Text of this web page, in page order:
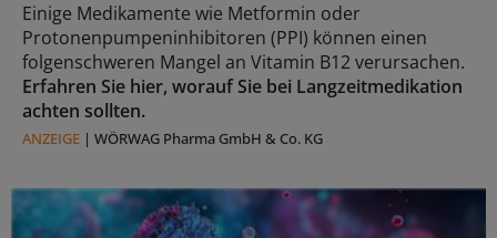
Einige Medikamente wie Metformin oder
Protonenpumpeninhibitoren (PPI) können einen
folgenschweren Mangel an Vitamin B12 verursachen.
Erfahren Sie hier, worauf Sie bei Langzeitmedikation
achten sollten.
ANZEIGE | WÖRWAG Pharma GmbH & Co. KG